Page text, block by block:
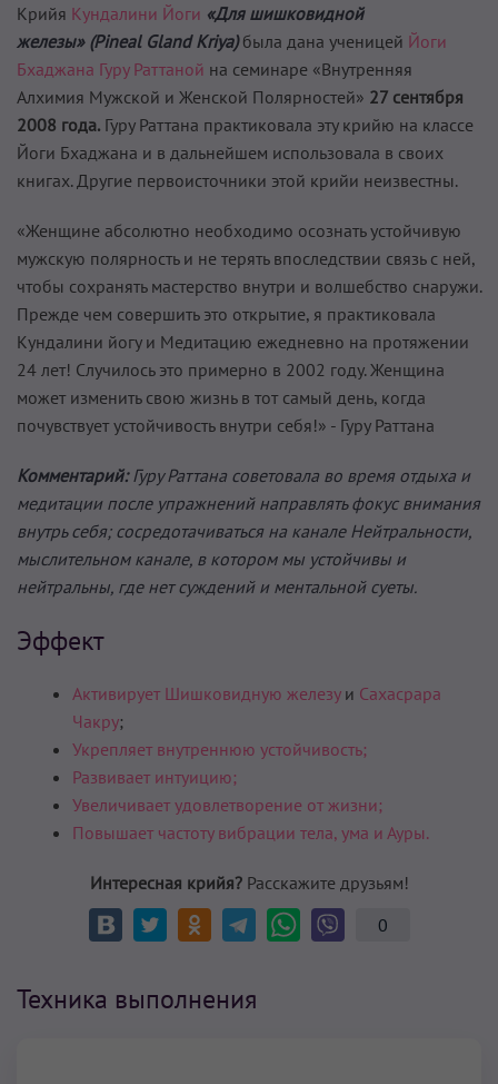
Крийя Кундалини Йоги «Для шишковидной
железы» (Pineal Gland Kriya) была дана ученицей Йоги
Бхаджана Гуру Раттаной на семинаре «Внутренняя
Алхимия Мужской и Женской Полярностей» 27 сентября
2008 года. Гуру Раттана практиковала эту крийю на классе
Йоги Бхаджана и в дальнейшем использовала в своих
книгах. Другие первоисточники этой крийи неизвестны.
«Женщине абсолютно необходимо осознать устойчивую
мужскую полярность и не терять впоследствии связь с ней,
чтобы сохранять мастерство внутри и волшебство снаружи.
Прежде чем совершить это открытие, я практиковала
Кундалини йогу и Медитацию ежедневно на протяжении
24 лет! Случилось это примерно в 2002 году. Женщина
может изменить свою жизнь в тот самый день, когда
почувствует устойчивость внутри себя!» - Гуру Раттана
Комментарий:Гуру Раттана советовала во время отдыха и
медитации после упражнений направлять фокус внимания
внутрь себя; сосредотачиваться на канале Нейтральности,
мыслительном канале, в котором мы устойчивы и
нейтральны, где нет суждений и ментальной суеты.
Эффект
Активирует Шишковидную железуи Сахасрара
Чакру;
Укрепляет внутреннюю устойчивость;
Развивает интуицию;
Увеличивает удовлетворение от жизни;
Повышает частоту вибрации тела, ума и Ауры.
Интересная крийя?Расскажите друзьям!
0
Техника выполнения